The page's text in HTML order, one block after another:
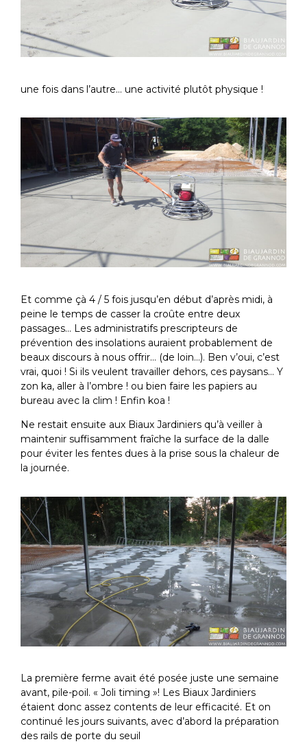
une fois dans l’autre… une activité plutôt physique !
Et comme çà 4 / 5 fois jusqu’en début d’après midi, à
peine le temps de casser la croûte entre deux
passages… Les administratifs prescripteurs de
prévention des insolations auraient probablement de
beaux discours à nous offrir… (de loin…). Ben v’oui, c’est
vrai, quoi ! Si ils veulent travailler dehors, ces paysans… Y
zon ka, aller à l’ombre ! ou bien faire les papiers au
bureau avec la clim ! Enfin koa !
Ne restait ensuite aux Biaux Jardiniers qu’à veiller à
maintenir suffisamment fraîche la surface de la dalle
pour éviter les fentes dues à la prise sous la chaleur de
la journée.
La première ferme avait été posée juste une semaine
avant, pile-poil. « Joli timing »! Les Biaux Jardiniers
étaient donc assez contents de leur efficacité. Et on
continué les jours suivants, avec d’abord la préparation
des rails de porte du seuil